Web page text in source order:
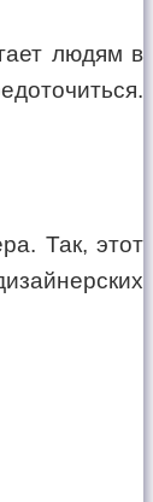
людям в
Так, этот